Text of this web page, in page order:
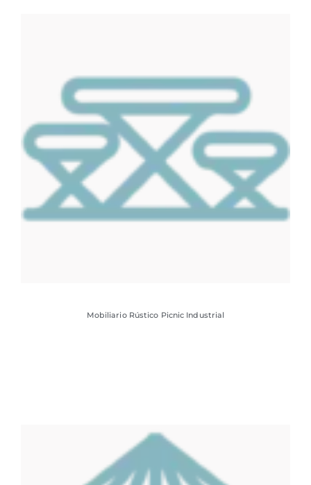
Mobiliario Rústico Picnic Industrial